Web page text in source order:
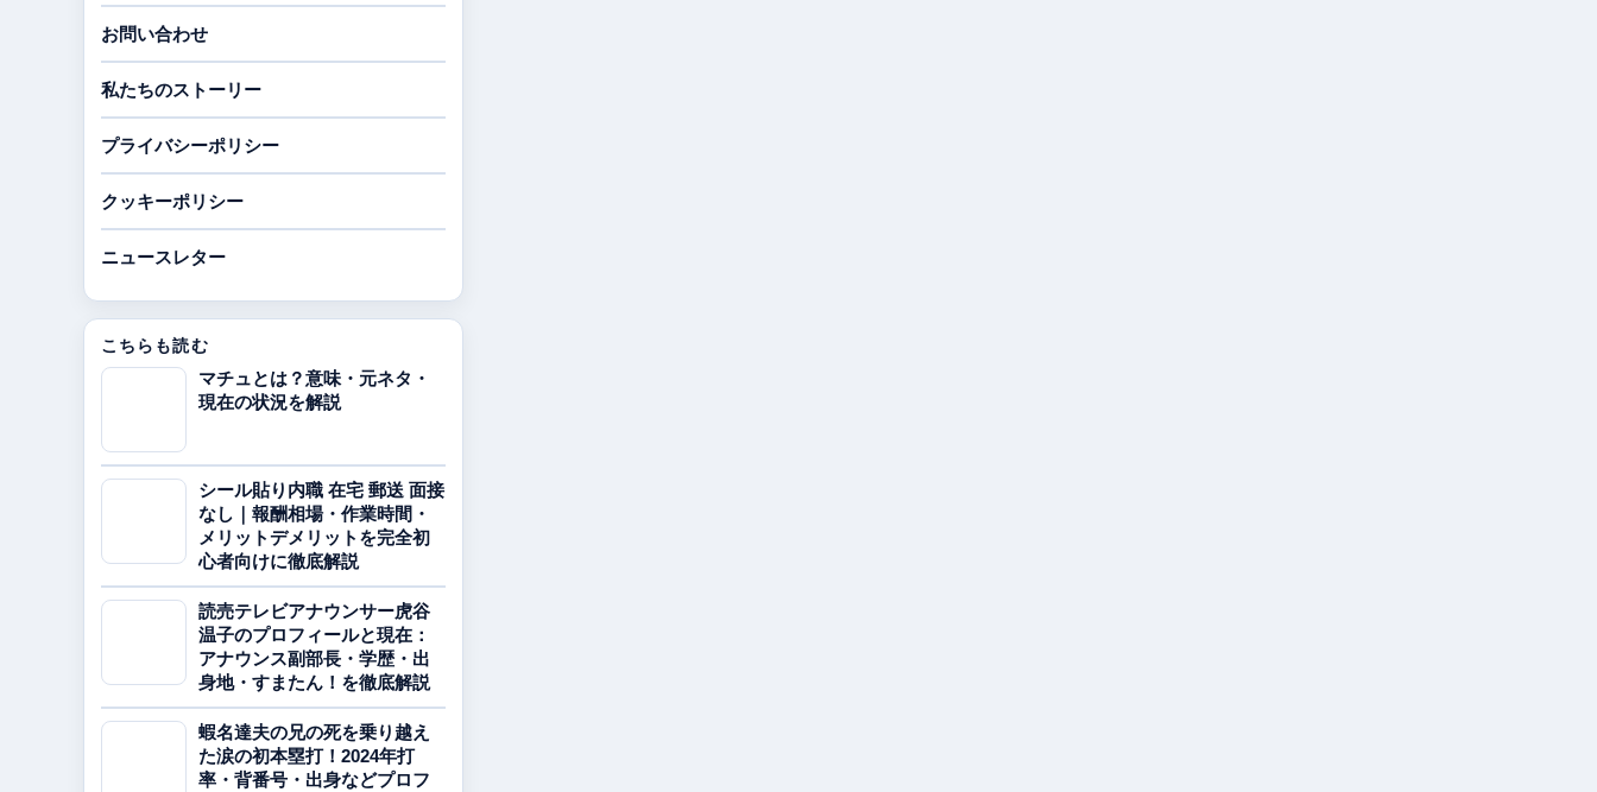
お問い合わせ
私たちのストーリー
プライバシーポリシー
クッキーポリシー
ニュースレター
こちらも読む
マチュとは？意味・元ネタ・
現在の状況を解説
シール貼り内職 在宅 郵送 面接
なし｜報酬相場・作業時間・
メリットデメリットを完全初
心者向けに徹底解説
読売テレビアナウンサー虎谷
温子のプロフィールと現在：
アナウンス副部長・学歴・出
身地・すまたん！を徹底解説
蝦名達夫の兄の死を乗り越え
た涙の初本塁打！2024年打
率・背番号・出身などプロフ